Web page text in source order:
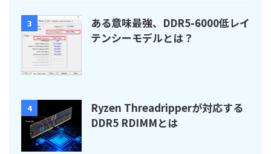
3
ある意味最強、DDR5-6000低レイ
テンシーモデルとは？
4
Ryzen Threadripperが対応する
DDR5 RDIMMとは